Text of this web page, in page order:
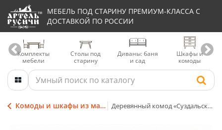
МЕБЕЛЬ ПОД СТАРИНУ ПРЕМИУМ-КЛАССА С
ДОСТАВКОЙ ПО РОССИИ
Комплекты
мебели
Столы под
старину
Диваны: баня
и сад
Шкафы и
комоды
Комоды и шкафы из массива дерева Деревянный комод «Суздальский» с дверцами